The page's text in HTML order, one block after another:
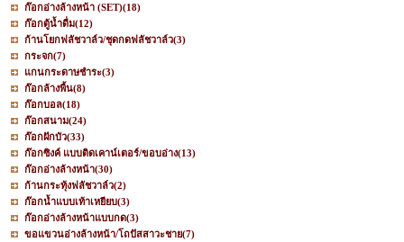
ก๊อกอ่างล้างหน้า (SET)(18)
ก๊อกตู้น้ำดื่ม(12)
ก้านโยกฟลัชวาล์ว/ชุดกดฟลัชวาล์ว(3)
กระจก(7)
แกนกระดาษชำระ(3)
ก๊อกล้างพื้น(8)
ก๊อกบอล(18)
ก๊อกสนาม(24)
ก๊อกฝักบัว(33)
ก๊อกซิงค์ แบบติดเคาน์เตอร์/ขอบอ่าง(13)
ก๊อกอ่างล้างหน้า(30)
ก้านกระทุ้งฟลัชวาล์ว(2)
ก๊อกน้ำแบบเท้าเหยียบ(3)
ก๊อกอ่างล้างหน้าแบบกด(3)
ขอแขวนอ่างล้างหน้า/โถปัสสาวะชาย(7)